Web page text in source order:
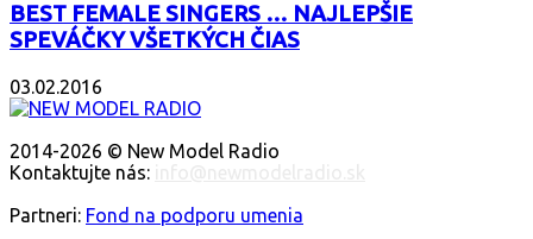
BEST FEMALE SINGERS … NAJLEPŠIE
SPEVÁČKY VŠETKÝCH ČIAS
03.02.2016
2014-2026 © New Model Radio
Kontaktujte nás:
Partneri: Fond na podporu umenia